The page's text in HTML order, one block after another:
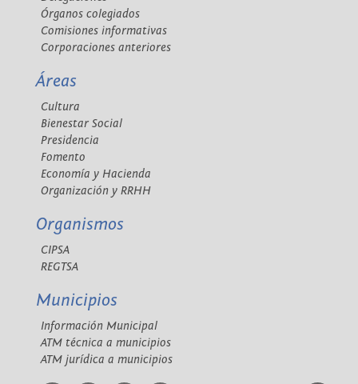
Órganos colegiados
Comisiones informativas
Corporaciones anteriores
Áreas
Cultura
Bienestar Social
Presidencia
Fomento
Economía y Hacienda
Organización y RRHH
Organismos
CIPSA
REGTSA
Municipios
Información Municipal
ATM técnica a municipios
ATM jurídica a municipios